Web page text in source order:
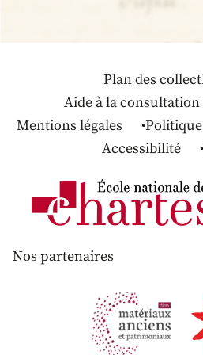
Plan des
Aide à la consultation
Mentions légales
Accessibilité
Nos partenaires